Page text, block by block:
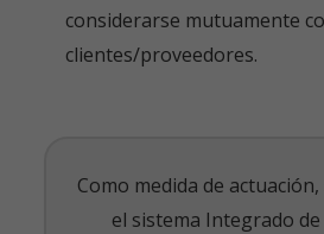
considerarse mutuamente
clientes/proveedores.
Como medida de
el sistema Integrado